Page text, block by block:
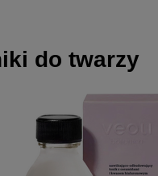
do momentu
do twarzy